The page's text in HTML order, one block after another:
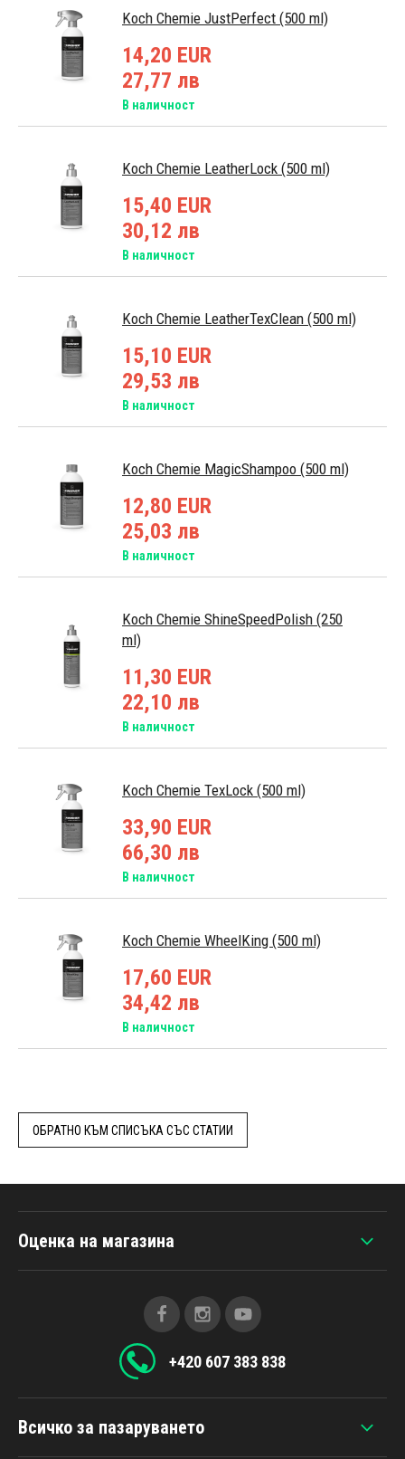
Koch Chemie JustPerfect (500 ml)
14,20 EUR
27,77 лв
В наличност
Koch Chemie LeatherLock (500 ml)
15,40 EUR
30,12 лв
В наличност
Koch Chemie LeatherTexClean (500 ml)
15,10 EUR
29,53 лв
В наличност
Koch Chemie MagicShampoo (500 ml)
12,80 EUR
25,03 лв
В наличност
Koch Chemie ShineSpeedPolish (250
ml)
11,30 EUR
22,10 лв
В наличност
Koch Chemie TexLock (500 ml)
33,90 EUR
66,30 лв
В наличност
Koch Chemie WheelKing (500 ml)
17,60 EUR
34,42 лв
В наличност
ОБРАТНО КЪМ СПИСЪКА СЪС СТАТИИ
Всичко за пазаруването
Оценка на магазина
+420 607 383 838